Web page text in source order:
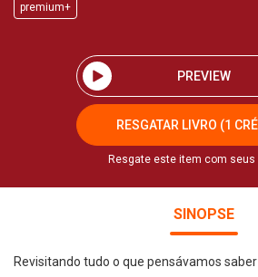
premium+
PREVIEW
RESGATAR LIVRO (1
Resgate este item com
SINOPSE
Revisitando tudo o que pensávamos